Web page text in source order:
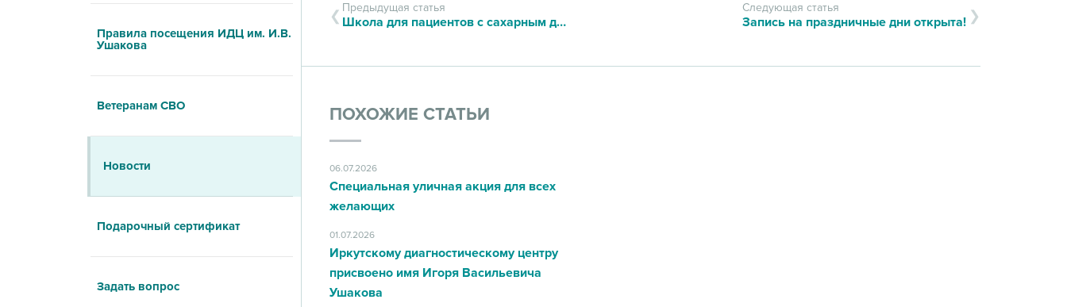
Правила посещения ИДЦ им. И.В.
Ушакова
Ветеранам СВО
Новости
Подарочный сертификат
Задать вопрос
Предыдущая статья
Школа для пациентов с сахарным диабетом
Следующая статья
Запись на праздничные дни открыта!
ПОХОЖИЕ СТАТЬИ
06.07.2026
Специальная уличная акция для всех
желающих
01.07.2026
Иркутскому диагностическому центру
присвоено имя Игоря Васильевича
Ушакова